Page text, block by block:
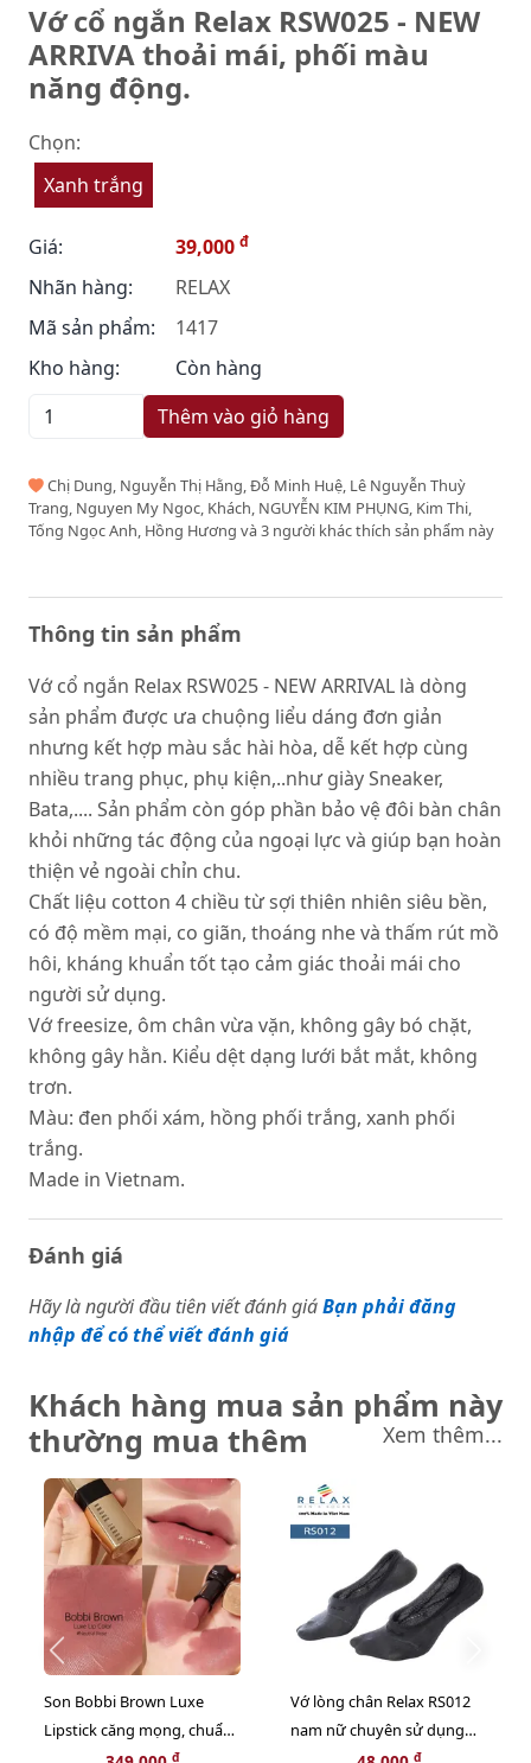
Vớ cổ ngắn Relax RSW025 - NEW
ARRIVA thoải mái, phối màu
năng động.
Chọn:
Xanh trắng
Giá: 39,000 đ
Nhãn hàng:
RELAX
Mã sản phẩm:
1417
Kho hàng:
Còn hàng
Thêm vào giỏ hàng
Chị Dung, Nguyễn Thị Hằng, Đỗ Minh Huệ, Lê Nguyễn Thuỳ
Trang, Nguyen My Ngoc, Khách, NGUYỄN KIM PHỤNG, Kim Thi,
Tống Ngọc Anh, Hồng Hương và 3 người khác thích sản phẩm này
Thông tin sản phẩm
Vớ cổ ngắn Relax RSW025 - NEW ARRIVAL là dòng
sản phẩm được ưa chuộng liểu dáng đơn giản
nhưng kết hợp màu sắc hài hòa, dễ kết hợp cùng
nhiều trang phục, phụ kiện,..như giày Sneaker,
Bata,.... Sản phẩm còn góp phần bảo vệ đôi bàn chân
khỏi những tác động của ngoại lực và giúp bạn hoàn
thiện vẻ ngoài chỉn chu.
Chất liệu cotton 4 chiều từ sợi thiên nhiên siêu bền,
có độ mềm mại, co giãn, thoáng nhe và thấm rút mồ
hôi, kháng khuẩn tốt tạo cảm giác thoải mái cho
người sử dụng.
Vớ freesize, ôm chân vừa vặn, không gây bó chặt,
không gây hằn. Kiểu dệt dạng lưới bắt mắt, không
trơn.
Màu: đen phối xám, hồng phối trắng, xanh phối
trắng.
Made in Vietnam.
Đánh giá
Hãy là người đầu tiên viết đánh giáBạn phải đăng
nhập để có thể viết đánh giá
Khách hàng mua sản phẩm này
thường mua thêm
Xem thêm...
Son Bobbi Brown Luxe
Lipstick căng mọng, chuẩn
màu, #315 Neutral Rose
đ
Vớ lòng chân Relax RS012
nam nữ chuyên sử dụng
cho giày lộ chân, thấp cổ
đ